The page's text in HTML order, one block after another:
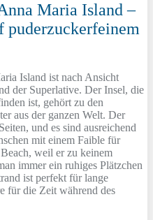
Maria Island –
puderzuckerfeinem
Island ist nach Ansicht
der Superlative. Der Insel, die
ist, gehört zu den
aus der ganzen Welt. Der
und es sind ausreichend
mit einem Faible für
weil er zu keinem
immer ein ruhiges Plätzchen
ist perfekt für lange
für die Zeit während des